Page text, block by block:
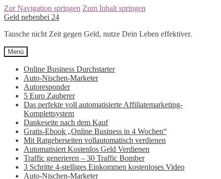
Zur Navigation springen Zum Inhalt springen
Geld nebenbei 24
Tausche nicht Zeit gegen Geld, nutze Dein Leben effektiver.
Menü
Online Business Durchstarter
Auto-Nischen-Marketer
Autoresponder
5 Euro Zauberer
Das perfekte voll automatisierte Affiliatemarketing-
Komplettsystem
Dankeseite nach dem Kauf
Gratis-Ebook „Online Business in 4 Wochen“
Mit Ratgeberseiten vollautomatisch verdienen
Automatisiert Kostenlos Geld Verdienen
Traffic generieren – 30 Traffic Bomber
3 Schritte 4-stelliges Einkommen kostenloses Video
Auto-Nischen-Marketer